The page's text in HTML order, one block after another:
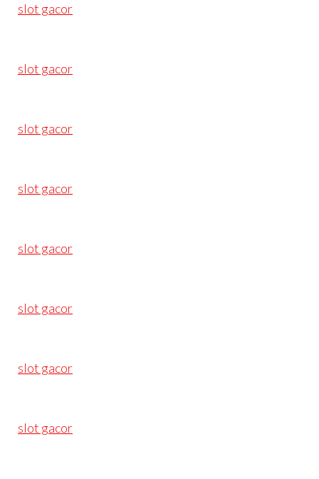
slot gacor
slot gacor
slot gacor
slot gacor
slot gacor
slot gacor
slot gacor
slot gacor